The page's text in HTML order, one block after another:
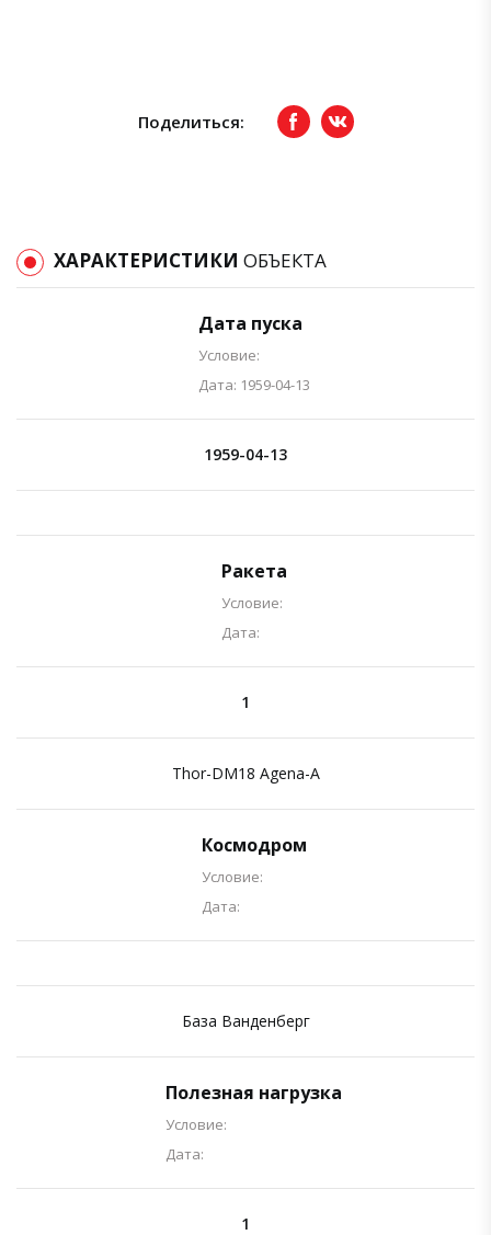
Поделиться: FacebookвКонтакте
ХАРАКТЕРИСТИКИ ОБЪЕКТА
Дата пуска
Условие:
Дата: 1959-04-13
1959-04-13
Ракета
Условие:
Дата:
1
Thor-DM18 Agena-A
Космодром
Условие:
Дата:
База Ванденберг
Полезная нагрузка
Условие:
Дата:
1